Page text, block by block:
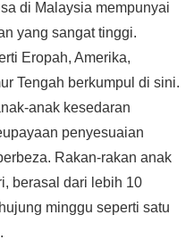
di Malaysia mempunyai
yang sangat tinggi.
Eropah, Amerika,
Tengah berkumpul di sini.
anak kesedaran
penyesuaian
Rakan-rakan anak
berasal dari lebih 10
minggu seperti satu